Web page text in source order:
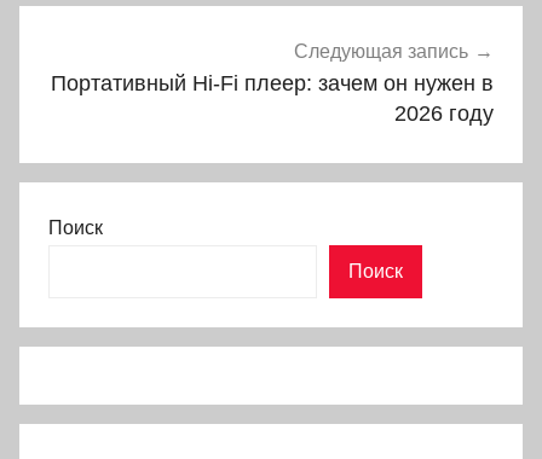
Следующая запись
Портативный Hi-Fi плеер: зачем он нужен в
2026 году
Поиск
Поиск